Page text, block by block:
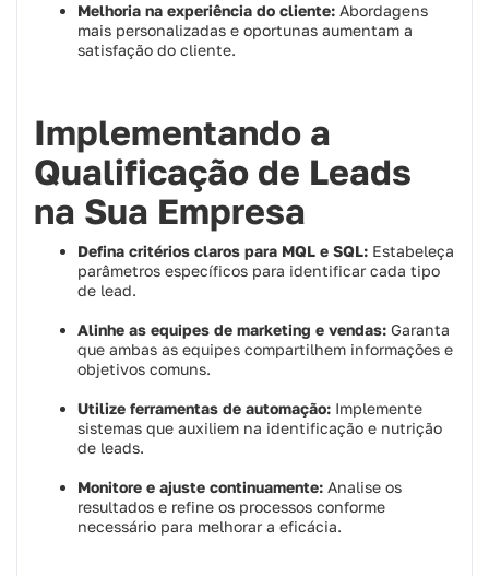
Melhoria na experiência do cliente: Abordagens
mais personalizadas e oportunas aumentam a
satisfação do cliente.
Implementando a
Qualificação de Leads
na Sua Empresa
Defina critérios claros para MQL e SQL: Estabeleça
parâmetros específicos para identificar cada tipo
de lead.
Alinhe as equipes de marketing e vendas: Garanta
que ambas as equipes compartilhem informações e
objetivos comuns.
Utilize ferramentas de automação: Implemente
sistemas que auxiliem na identificação e nutrição
de leads.
Monitore e ajuste continuamente: Analise os
resultados e refine os processos conforme
necessário para melhorar a eficácia.​